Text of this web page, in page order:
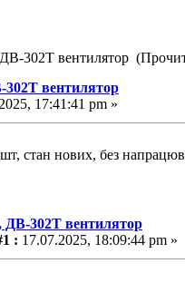
302Т вентилятор
вентилятор
17:41:41 pm »
стан нових, без
ДВ-302Т вентилятор
: 17.07.2025, 18:09:44 pm »